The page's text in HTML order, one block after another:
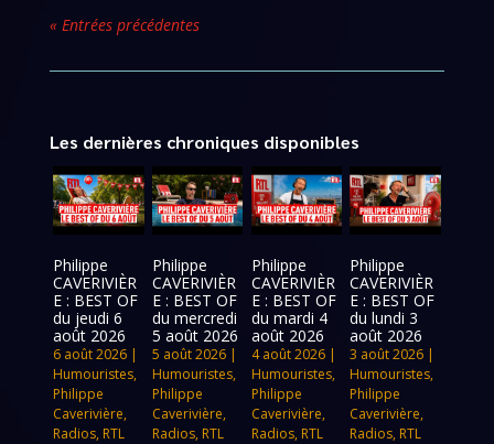
« Entrées précédentes
Les dernières chroniques disponibles
Philippe
CAVERIVIÈR
E : BEST OF
du jeudi 6
août 2026
6 août 2026 |
Humouristes,
Philippe
Caverivière,
Radios, RTL
Philippe
CAVERIVIÈR
E : BEST OF
du mercredi
5 août 2026
5 août 2026|
Humouristes,
Philippe
Caverivière,
Radios, RTL
Philippe
CAVERIVIÈR
E : BEST OF
du mardi 4
août 2026
4 août 2026|
Humouristes,
Philippe
Caverivière,
Radios, RTL
Philippe
CAVERIVIÈR
E : BEST OF
du lundi 3
août 2026
3 août 2026 |
Humouristes,
Philippe
Caverivière,
Radios, RTL